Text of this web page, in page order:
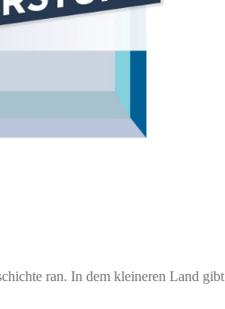
ran. In dem kleineren Land gibt